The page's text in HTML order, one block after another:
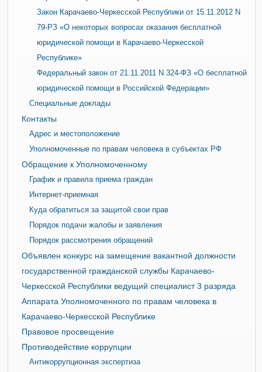
Закон Карачаево-Черкесской Республики от 15.11.2012 N
79-РЗ «О некоторых вопросах оказания бесплатной
юридической помощи в Карачаево-Черкесской
Республике»
Федеральный закон от 21.11.2011 N 324-ФЗ «О бесплатной
юридической помощи в Российской Федерации»
Специальные доклады
Контакты
Адрес и местоположение
Уполномоченные по правам человека в субъектах РФ
Обращение к Уполномоченному
График и правила приема граждан
Интернет-приемная
Куда обратиться за защитой свои прав
Порядок подачи жалобы и заявления
Порядок рассмотрения обращений
Объявлен конкурс на замещение вакантной должности
государственной гражданской службы Карачаево-
Черкесской Республики ведущий специалист 3 разряда
Аппарата Уполномоченного по правам человека в
Карачаево-Черкесской Республике
Правовое просвещение
Противодействие коррупции
Антикоррупционная экспертиза